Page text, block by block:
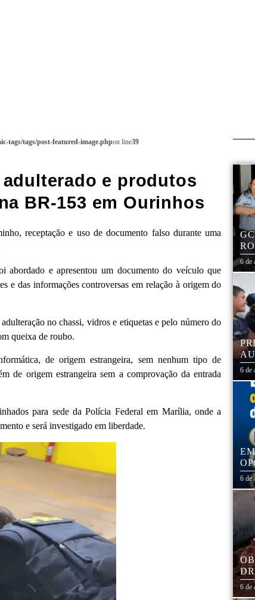
tags/tags/post-featured-image.phpon line39
e produtos
BR-153 em Ourinhos
receptação e uso de documento falso durante uma
abordado e apresentou um documento do veículo que
e das informações controversas em relação à origem do
no chassi, vidros e etiquetas e pelo número do
queixa de roubo.
de origem estrangeira, sem nenhum tipo de
de origem estrangeira sem a comprovação da entrada
para sede da Polícia Federal em Marília, onde a
e será investigado em liberdade.
6 de
6 de
6 de
6 de